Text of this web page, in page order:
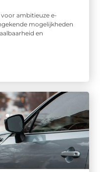
ambitieuze e-
mogelijkheden
en